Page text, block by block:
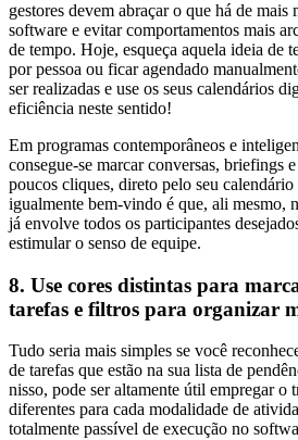
gestores devem abraçar o que há de mais
software e evitar comportamentos mais
de tempo. Hoje, esqueça aquela ideia de
por pessoa ou ficar agendado
ser realizadas e use os seus calendários
eficiência neste sentido!
Em programas contemporâneos e
consegue-se marcar conversas, briefings
poucos cliques, direto pelo seu
igualmente bem-vindo é que, ali mesmo,
já envolve todos os participantes
estimular o senso de equipe.
8. Use cores distintas para
tarefas e filtros para organizar
Tudo seria mais simples se você
de tarefas que estão na sua lista de
nisso, pode ser altamente útil empregar o
diferentes para cada modalidade de
totalmente passível de execução no